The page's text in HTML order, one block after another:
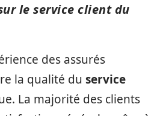
le service client du
des assurés
la qualité du service
La majorité des clients